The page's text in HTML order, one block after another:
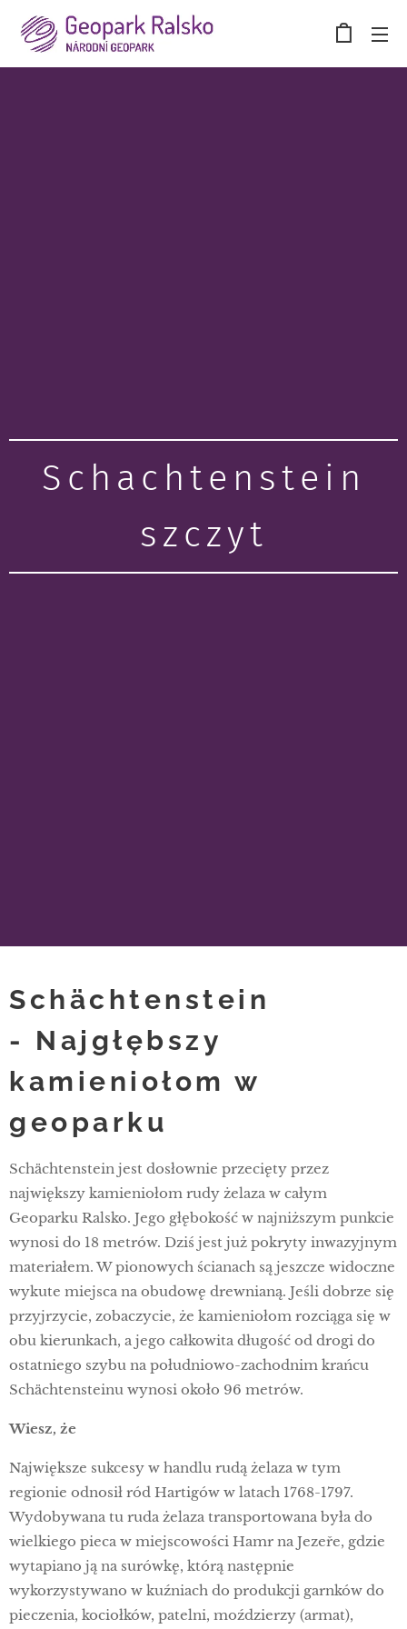
Schachtenstein
szczyt
Schächtenstein
- Najgłębszy
kamieniołom w
geoparku
Schächtenstein jest dosłownie przecięty przez
największy kamieniołom rudy żelaza w całym
Geoparku Ralsko. Jego głębokość w najniższym punkcie
wynosi do 18 metrów. Dziś jest już pokryty inwazyjnym
materiałem. W pionowych ścianach są jeszcze widoczne
wykute miejsca na obudowę drewnianą. Jeśli dobrze się
przyjrzycie, zobaczycie, że kamieniołom rozciąga się w
obu kierunkach, a jego całkowita długość od drogi do
ostatniego szybu na południowo-zachodnim krańcu
Schächtensteinu wynosi około 96 metrów.
Wiesz, że
Największe sukcesy w handlu rudą żelaza w tym
regionie odnosił ród Hartigów w latach 1768-1797.
Wydobywana tu ruda żelaza transportowana była do
wielkiego pieca w miejscowości Hamr na Jezeře, gdzie
wytapiano ją na surówkę, którą następnie
wykorzystywano w kuźniach do produkcji garnków do
pieczenia, kociołków, patelni, moździerzy (armat),